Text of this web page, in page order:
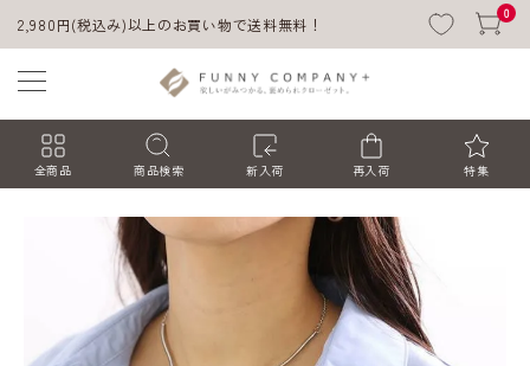
2,980円(税込み)以上のお買い物で送料無料！
0
全商品 商品検索 新入荷 再入荷 特集